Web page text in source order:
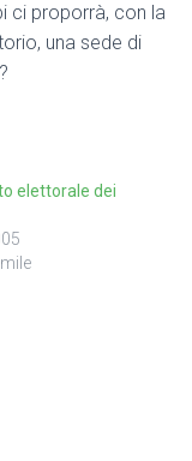
ci proporrà, con la
una sede di
elettorale dei